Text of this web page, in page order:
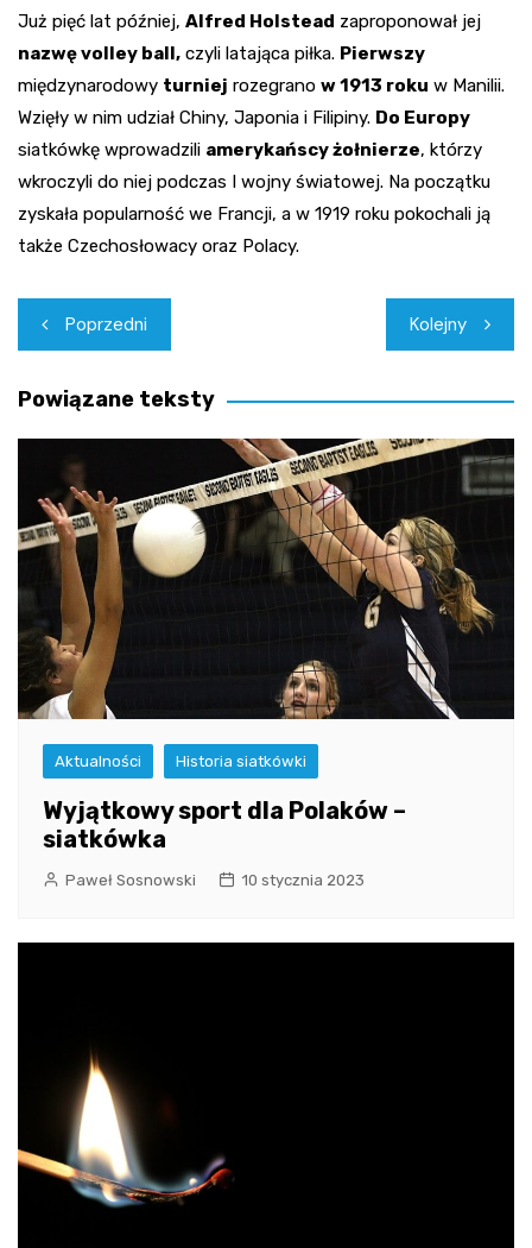
Już pięć lat później, Alfred Holstead zaproponował jej
nazwę volley ball, czyli latająca piłka. Pierwszy
międzynarodowy turniej rozegrano w 1913 roku w Manilii.
Wzięły w nim udział Chiny, Japonia i Filipiny. Do Europy
siatkówkę wprowadzili amerykańscy żołnierze, którzy
wkroczyli do niej podczas I wojny światowej. Na początku
zyskała popularność we Francji, a w 1919 roku pokochali ją
także Czechosłowacy oraz Polacy.
Nawigacja
wpisu
Poprzedni Kolejny
Powiązane teksty
Aktualności Historia siatkówki
Wyjątkowy sport dla Polaków –
siatkówka
Paweł Sosnowski 10 stycznia 2023